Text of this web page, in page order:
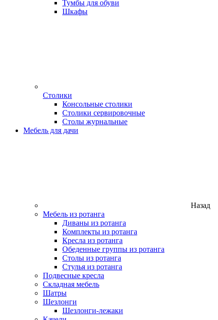
Тумбы для обуви
Шкафы
Столики
Консольные столики
Столики сервировочные
Столы журнальные
Мебель для дачи
Назад
Мебель из ротанга
Диваны из ротанга
Комплекты из ротанга
Кресла из ротанга
Обеденные группы из ротанга
Столы из ротанга
Стулья из ротанга
Подвесные кресла
Складная мебель
Шатры
Шезлонги
Шезлонги-лежаки